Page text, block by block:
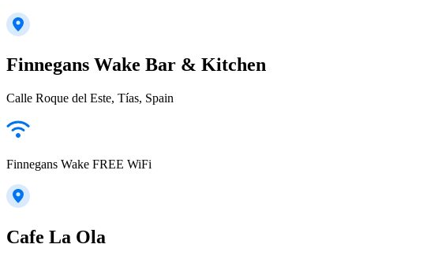
Finnegans Wake Bar & Kitchen
Calle Roque del Este, Tías, Spain
Finnegans Wake FREE WiFi
Cafe La Ola